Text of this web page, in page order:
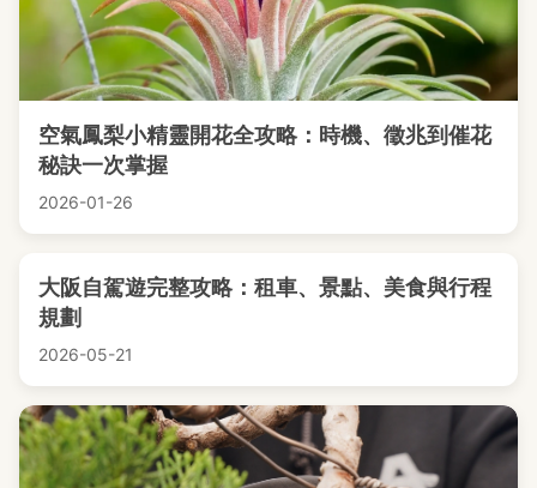
空氣鳳梨小精靈開花全攻略：時機、徵兆到催花
秘訣一次掌握
2026-01-26
大阪自駕遊完整攻略：租車、景點、美食與行程
規劃
2026-05-21